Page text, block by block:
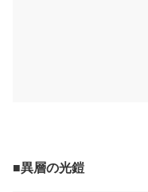
■異層の光鎧